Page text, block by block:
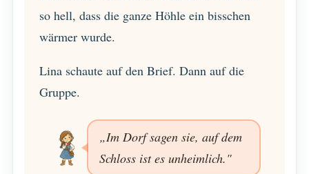
so hell, dass die ganze Höhle ein bisschen
wärmer wurde.
Lina schaute auf den Brief. Dann auf die
Gruppe.
„Im Dorf sagen sie, auf dem
Schloss ist es unheimlich."